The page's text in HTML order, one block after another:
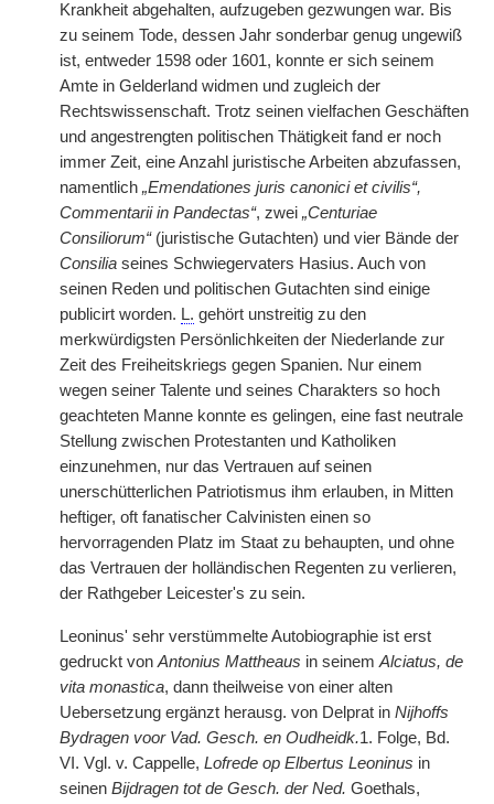
Krankheit abgehalten, aufzugeben gezwungen war. Bis
zu seinem Tode, dessen Jahr sonderbar genug ungewiß
ist, entweder 1598 oder 1601, konnte er sich seinem
Amte in Gelderland widmen und zugleich der
Rechtswissenschaft. Trotz seinen vielfachen Geschäften
und angestrengten politischen Thätigkeit fand er noch
immer Zeit, eine Anzahl juristische Arbeiten abzufassen,
namentlich „Emendationes juris canonici et civilis“,
Commentarii in Pandectas“, zwei „Centuriae
Consiliorum“(juristische Gutachten) und vier Bände der
Consilia seines Schwiegervaters Hasius. Auch von
seinen Reden und politischen Gutachten sind einige
publicirt worden. L. gehört unstreitig zu den
merkwürdigsten Persönlichkeiten der Niederlande zur
Zeit des Freiheitskriegs gegen Spanien. Nur einem
wegen seiner Talente und seines Charakters so hoch
geachteten Manne konnte es gelingen, eine fast neutrale
Stellung zwischen Protestanten und Katholiken
einzunehmen, nur das Vertrauen auf seinen
unerschütterlichen Patriotismus ihm erlauben, in Mitten
heftiger, oft fanatischer Calvinisten einen so
hervorragenden Platz im Staat zu behaupten, und ohne
das Vertrauen der holländischen Regenten zu verlieren,
der Rathgeber Leicester's zu sein.
Leoninus' sehr verstümmelte Autobiographie ist erst
gedruckt von Antonius Mattheaus in seinem Alciatus, de
vita monastica, dann theilweise von einer alten
Uebersetzung ergänzt herausg. von Delprat in Nijhoffs
Bydragen voor Vad. Gesch. en Oudheidk.1. Folge, Bd.
VI. Vgl. v. Cappelle, Lofrede op Elbertus Leoninus in
seinen Bijdragen tot de Gesch. der Ned. Goethals,